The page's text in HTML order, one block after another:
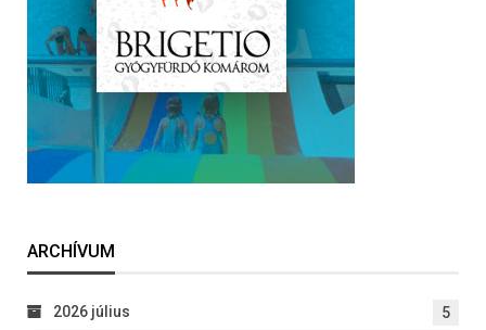
ARCHÍVUM
2026 július 5